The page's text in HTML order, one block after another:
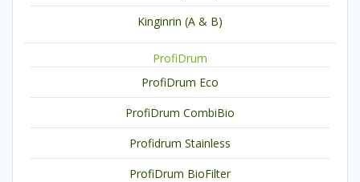
Kinginrin (A & B)
ProfiDrum
ProfiDrum Eco
ProfiDrum CombiBio
Profidrum Stainless
ProfiDrum BioFilter